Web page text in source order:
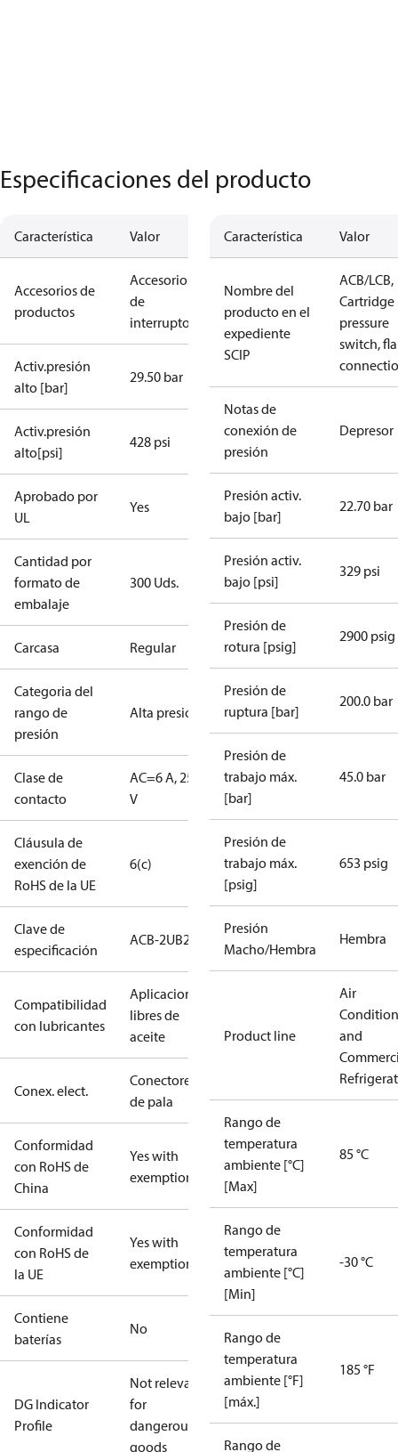
Especificaciones del producto
Característica Valor
Accesorios de
productos
Accesorios
de
interruptores
Activ.presión
alto [bar]
29.50 bar
Activ.presión
alto[psi]
428 psi
Aprobado por
UL
Yes
Cantidad por
formato de
embalaje
300 Uds.
Carcasa Regular
Categoria del
rango de
presión
Alta presión
Clase de
contacto
AC=6 A, 250
V
Cláusula de
exención de
RoHS de la UE
6(c)
Clave de
especificación
ACB-2UB263
Compatibilidad
con lubricantes
Aplicaciones
libres de
aceite
Conex. elect.
Conectores
de pala
Conformidad
con RoHS de
China
Yes with
exemptions
Conformidad
con RoHS de
la UE
Yes with
exemptions
Contiene
baterías
No
DG Indicator
Profile
Not relevant
for
dangerous
goods
Característica Valor
Nombre del
producto en el
expediente
SCIP
ACB/LCB,
Cartridge
pressure
switch,
Notas de
conexión de
presión
Depresor
Presión activ.
bajo [bar]
22.70 bar
Presión activ.
bajo [psi]
329 psi
Presión de
rotura [psig]
2900 psig
Presión de
ruptura [bar]
200.0 bar
Presión de
trabajo máx.
[bar]
45.0 bar
Presión de
trabajo máx.
[psig]
653 psig
Presión
Macho/Hembra
Hembra
Product line
Air
and
Rango de
temperatura
ambiente [°C]
[Max]
85 °C
Rango de
temperatura
ambiente [°C]
[Min]
-30 °C
Rango de
temperatura
ambiente [°F]
[máx.]
185 °F
Rango de